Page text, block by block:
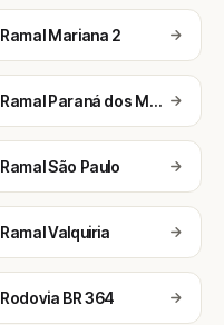
Ramal Mariana 2
Ramal Paraná dos Mouras
Ramal São Paulo
Ramal Valquiria
Rodovia BR 364